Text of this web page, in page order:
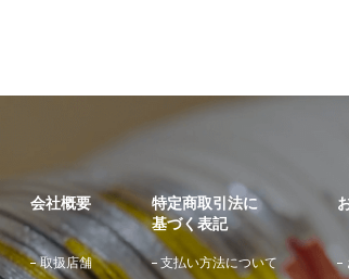
会社概要
取扱店舗
特定商取引法に
基づく表記
⽀払い⽅法について